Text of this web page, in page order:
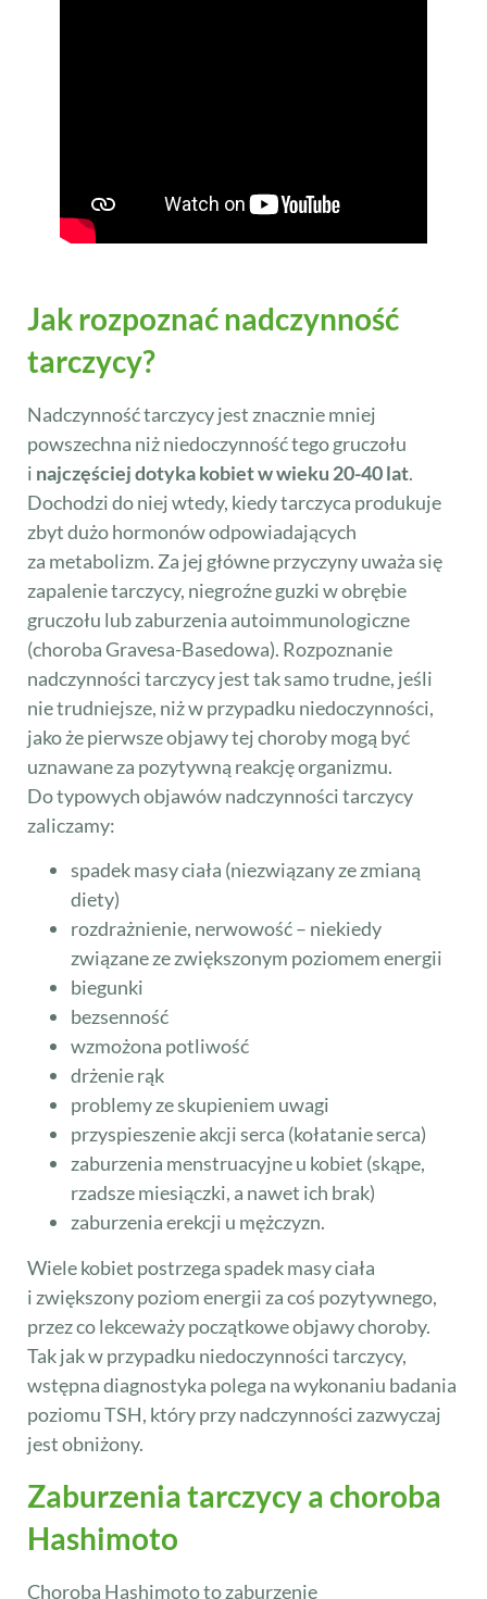
Jak rozpoznać nadczynność
tarczycy?
Nadczynność tarczycy jest znacznie mniej
powszechna niż niedoczynność tego gruczołu
i najczęściej dotyka kobiet w wieku 20-40 lat.
Dochodzi do niej wtedy, kiedy tarczyca produkuje
zbyt dużo hormonów odpowiadających
za metabolizm. Za jej główne przyczyny uważa się
zapalenie tarczycy, niegroźne guzki w obrębie
gruczołu lub zaburzenia autoimmunologiczne
(choroba Gravesa-Basedowa). Rozpoznanie
nadczynności tarczycy jest tak samo trudne, jeśli
nie trudniejsze, niż w przypadku niedoczynności,
jako że pierwsze objawy tej choroby mogą być
uznawane za pozytywną reakcję organizmu.
Do typowych objawów nadczynności tarczycy
zaliczamy:
spadek masy ciała (niezwiązany ze zmianą
diety)
rozdrażnienie, nerwowość – niekiedy
związane ze zwiększonym poziomem energii
biegunki
bezsenność
wzmożona potliwość
drżenie rąk
problemy ze skupieniem uwagi
przyspieszenie akcji serca (kołatanie serca)
zaburzenia menstruacyjne u kobiet (skąpe,
rzadsze miesiączki, a nawet ich brak)
zaburzenia erekcji u mężczyzn.
Wiele kobiet postrzega spadek masy ciała
i zwiększony poziom energii za coś pozytywnego,
przez co lekceważy początkowe objawy choroby.
Tak jak w przypadku niedoczynności tarczycy,
wstępna diagnostyka polega na wykonaniu badania
poziomu TSH, który przy nadczynności zazwyczaj
jest obniżony.
Zaburzenia tarczycy a choroba
Hashimoto
Choroba Hashimoto to zaburzenie